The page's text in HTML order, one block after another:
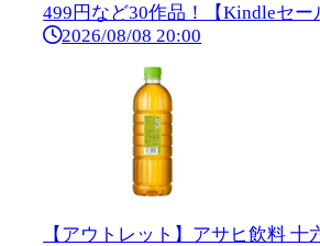
499円など30作品！【Kindleセー
2026/08/08 20:00
【アウトレット】アサヒ飲料 十